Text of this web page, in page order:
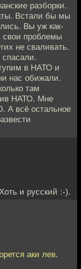
разборки.
Встали бы мы
Вы уж как-
свои проблемы
не сваливать.
в НАТО и
нас обижали.
там
НАТО. Мне
А всё остальное
и русский :-).
аки лев.